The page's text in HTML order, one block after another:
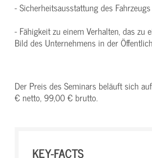
- Sicherheitsausstattung des Fahrzeugs
- Fähigkeit zu einem Verhalten, das zu
Bild des Unternehmens in der
Der Preis des Seminars beläuft sich
€ netto, 99,00 € brutto.
KEY-FACTS